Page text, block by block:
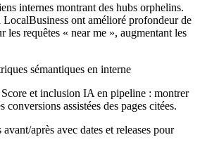
internes montrant des hubs orphelins.
ont amélioré profondeur de
requêtes « near me », augmentant les
sémantiques en interne
et inclusion IA en pipeline : montrer
conversions assistées des pages citées.
après avec dates et releases pour